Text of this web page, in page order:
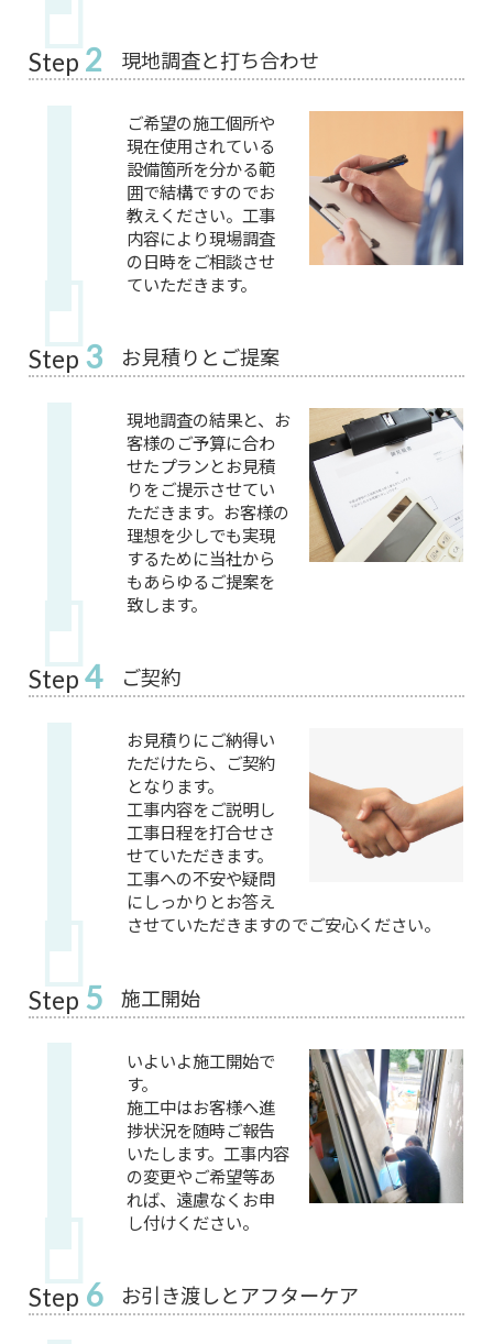
Step 2 現地調査と打ち合わせ
ご希望の施工個所や
現在使用されている
設備箇所を分かる範
囲で結構ですのでお
教えください。工事
内容により現場調査
の日時をご相談させ
ていただきます。
Step 3 お見積りとご提案
現地調査の結果と、お
客様のご予算に合わ
せたプランとお見積
りをご提示させてい
ただきます。お客様の
理想を少しでも実現
するために当社から
もあらゆるご提案を
致します。
Step 4 ご契約
お見積りにご納得い
ただけたら、ご契約
となります。
工事内容をご説明し
工事日程を打合せさ
せていただきます。
工事への不安や疑問
にしっかりとお答え
させていただきますのでご安心ください。
Step 5 施工開始
いよいよ施工開始で
す。
施工中はお客様へ進
捗状況を随時ご報告
いたします。工事内容
の変更やご希望等あ
れば、遠慮なくお申
し付けください。
Step 6 お引き渡しとアフターケア